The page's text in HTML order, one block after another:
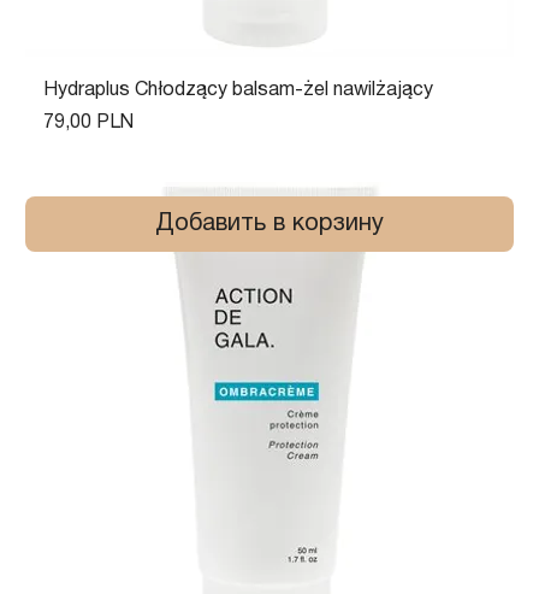
Hydraplus Chłodzący balsam-żel nawilżający
Цена
79,00 PLN
Добавить в корзину